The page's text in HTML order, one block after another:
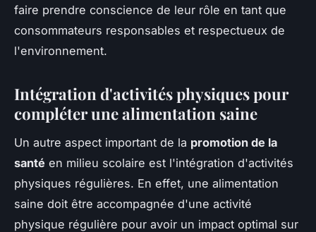
faire prendre conscience de leur rôle en tant que
consommateurs responsables et respectueux de
l'environnement.
Intégration d'activités physiques pour
compléter une alimentation saine
Un autre aspect important de la promotion de la
santé en milieu scolaire est l'intégration d'activités
physiques régulières. En effet, une alimentation
saine doit être accompagnée d'une activité
physique régulière pour avoir un impact optimal sur